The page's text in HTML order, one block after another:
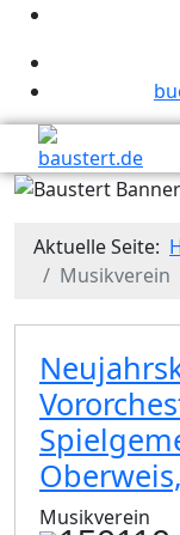
Aktuelle Seite:
Musikverein
Musikverein